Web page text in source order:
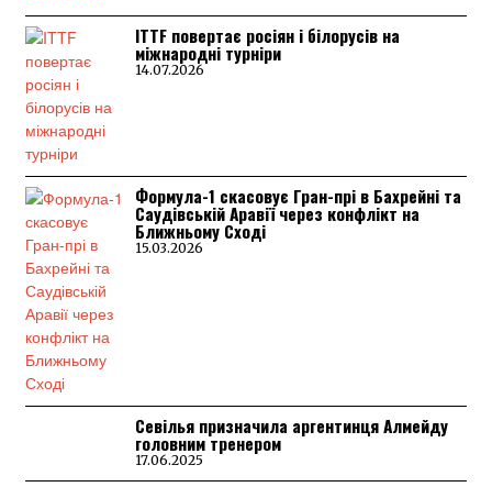
ITTF повертає росіян і білорусів на
міжнародні турніри
14.07.2026
Формула-1 скасовує Гран-прі в Бахрейні та
Саудівській Аравії через конфлікт на
Ближньому Сході
15.03.2026
Севілья призначила аргентинця Алмейду
головним тренером
17.06.2025